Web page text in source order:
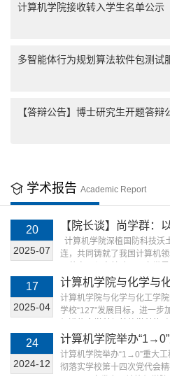
计算机学院接收转入学生名单公示
多智能体行为规划算法软件包测试
【答辩公告】博士研究生开题答辩
学术报告 Academic Report
20
2025-07
【院长谈】尚学群：
机学院“1→0”反向基
计算机学院深植国防科技沃
连，共同铸就了我国计算机
“三航”等国家重大战略需求
合智能体系、数据管理、算
塑造了“系统+国防”的鲜明学
撑。为破解国际科技竞争加
17
2025-04
计算机学院与化学与
调研交流
计算机学院与化学与化工学
学校“127”发展目标，进一步
点，4月14日下午，计算机学
焦交叉科学研究”为主题的座
川、副院长陈凯杰、院长助
机学院院长尚学群、AI for
24
2024-12
计算机学院举办
计算机学院举办“1→0”重大
彻落实学校第十四次党代会